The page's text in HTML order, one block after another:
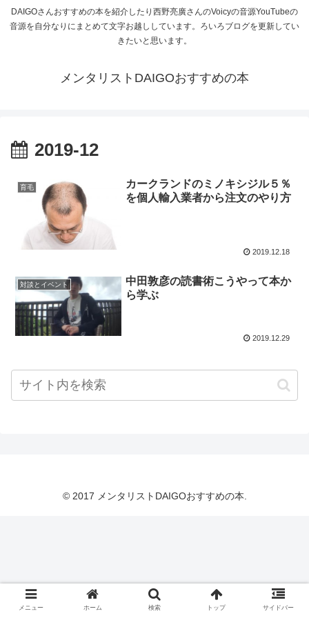
DAIGOさんおすすめの本を紹介したり西野亮廣さんのVoicyの音源YouTubeの
音源を自分なりにまとめて文字お越ししています。ろいろブログを更新してい
きたいと思います。
メンタリストDAIGOおすすめの本
2019-12
育毛
カークランドのミノキシジル５％
を個人輸入業者から注文のやり方
2019.12.18
対談とイベント
中田敦彦の読書術こうやって本か
ら学ぶ
2019.12.29
© 2017 メンタリストDAIGOおすすめの本.
メニュー ホーム 検索 トップ サイドバー